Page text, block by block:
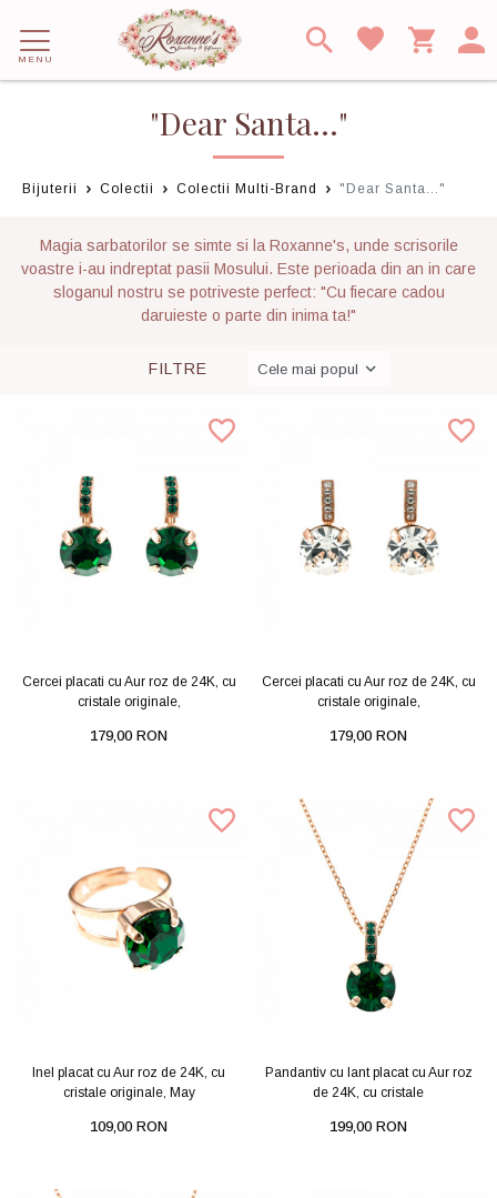
MENU
"Dear Santa..."
Bijuterii Colectii Colectii Multi-Brand "Dear Santa..."
Magia sarbatorilor se simte si la Roxanne's, unde scrisorile
voastre i-au indreptat pasii Mosului. Este perioada din an in care
sloganul nostru se potriveste perfect: "Cu fiecare cadou
daruieste o parte din inima ta!"
FILTRE
Cercei placati cu Aur roz de 24K, cu
cristale originale,
179,00 RON
Cercei placati cu Aur roz de 24K, cu
cristale originale,
179,00 RON
Inel placat cu Aur roz de 24K, cu
cristale originale, May
109,00 RON
Pandantiv cu lant placat cu Aur roz
de 24K, cu cristale
199,00 RON